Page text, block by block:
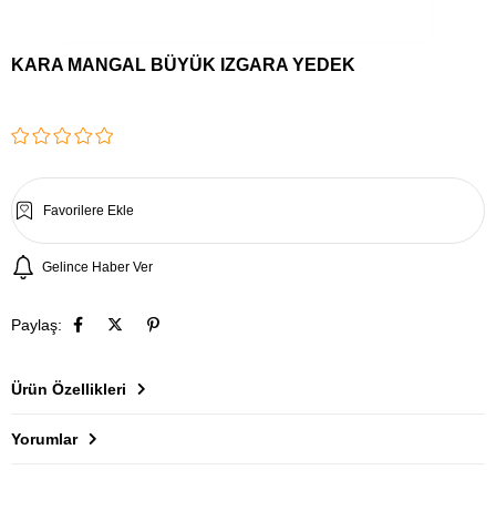
KARA MANGAL BÜYÜK IZGARA YEDEK
Favorilere Ekle
Gelince Haber Ver
Paylaş:
Ürün Özellikleri
Yorumlar